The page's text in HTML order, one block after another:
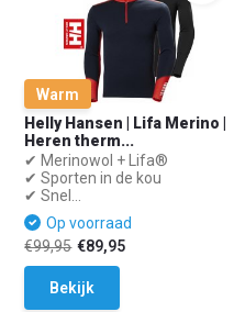
Warm
Helly Hansen | Lifa Merino |
Heren therm...
✔ Merinowol + Lifa®
✔ Sporten in de kou
✔ Snel...
Op voorraad
€99,95 €89,95
Bekijk